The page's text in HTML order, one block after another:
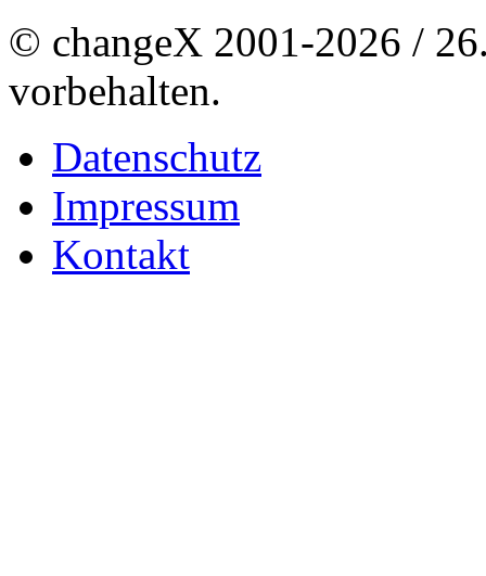
© changeX 2001-2026 /
vorbehalten.
Datenschutz
Impressum
Kontakt